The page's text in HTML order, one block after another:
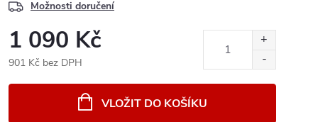
Možnosti doručení
1 090 Kč
901 Kč bez DPH
VLOŽIT DO KOŠÍKU